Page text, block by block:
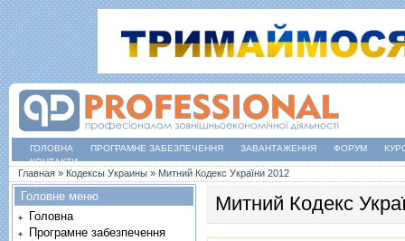
ГОЛОВНА ПРОГРАМНЕ ЗАБЕЗПЕЧЕННЯ ЗАВАНТАЖЕННЯ ФОРУМ
КОНТАКТИ
Ви є тут
Главная » Кодексы Украины » Митний Кодекс України 2012
Митний Кодекс
Головне меню
Головна
Програмне забезпечення